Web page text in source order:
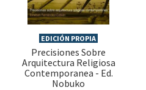
EDICIÓN PROPIA
Precisiones Sobre
Arquitectura Religiosa
Contemporanea - Ed.
Nobuko